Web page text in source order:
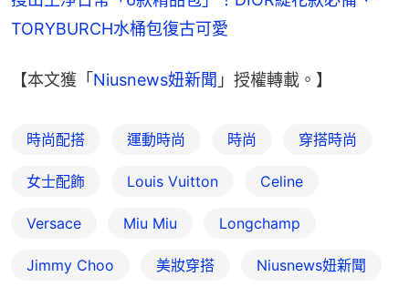
TORYBURCH水桶包復古可愛
【本文獲「Niusnews妞新聞 」授權轉載。】
時尚配搭 運動時尚 時尚 穿搭時尚
女士配飾 Louis Vuitton Celine
Versace Miu Miu Longchamp
Jimmy Choo 美妝穿搭 Niusnews妞新聞